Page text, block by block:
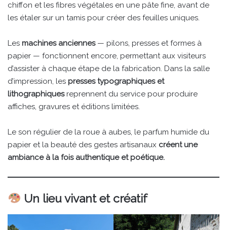
chiffon et les fibres végétales en une pâte fine, avant de
les étaler sur un tamis pour créer des feuilles uniques.
Les machines anciennes— pilons, presses et formes à
papier — fonctionnent encore, permettant aux visiteurs
d’assister à chaque étape de la fabrication. Dans la salle
d’impression, les presses typographiques et
lithographiquesreprennent du service pour produire
affiches, gravures et éditions limitées.
Le son régulier de la roue à aubes, le parfum humide du
papier et la beauté des gestes artisanaux créent une
ambiance à la fois authentique et poétique.
Un lieu vivant et créatif